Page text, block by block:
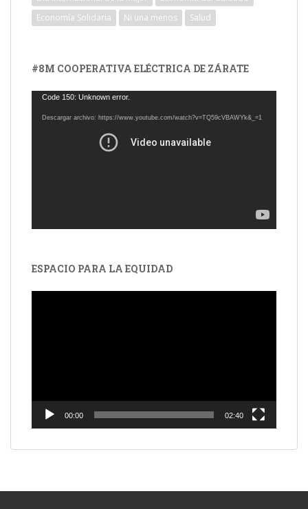
Economía Solidaria
Ni una menos Salud
#8M COOPERATIVA ELÉCTRICA DE ZÁRATE
Reproductor
Code 150: Unknown error.
Descargar archivo: https://www.youtube.com/watch?v=TQ59cVBAWYk&_=1
ESPACIO PARA LA EQUIDAD
00:00 02:40